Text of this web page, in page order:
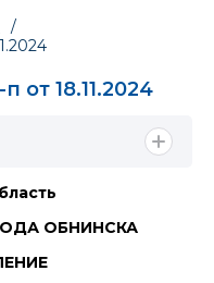
/
от 18.11.2024
ОБНИНСКА